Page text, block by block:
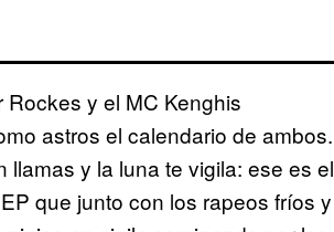
y el MC Kenghis
astros el calendario de ambos.
y la luna te vigila: ese es el
que junto con los rapeos fríos y